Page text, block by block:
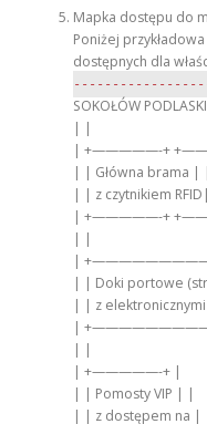
Mapka dostępu do
Poniżej
dostępnych dla
SOKOŁÓW
| |
| +—————-+
| | Główna brama
| | z czytnikiem
| +—————-+
| |
|
| | Doki portowe
| | z
|
| |
| +—————-+ |
| | Pomosty VIP | |
| | z dostępem na |